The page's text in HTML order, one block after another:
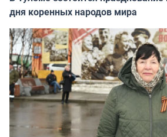
дня коренных народов мира